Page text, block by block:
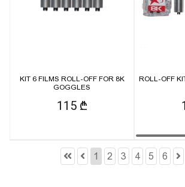
KIT 6 FILMS ROLL-OFF FOR 8K
GOGGLES
115 ₾
ROLL-OFF
1 2 3 4 5 6